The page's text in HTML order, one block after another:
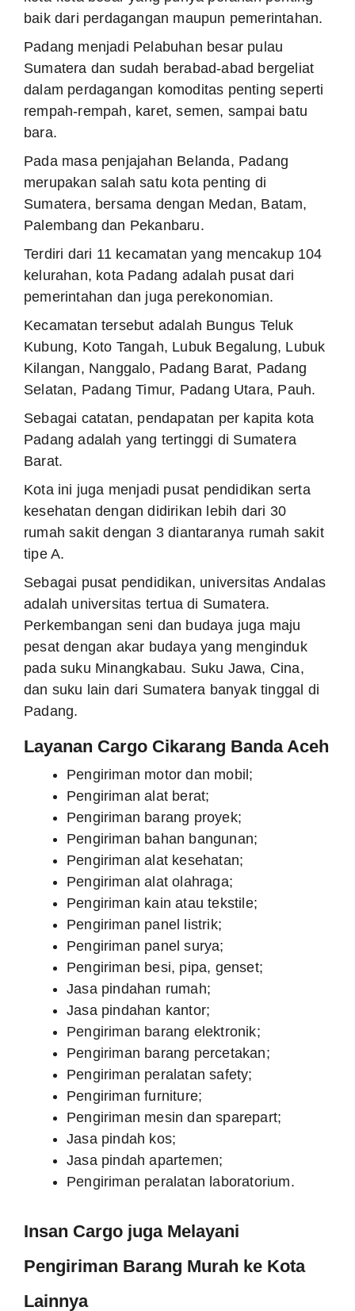
baik dari perdagangan maupun pemerintahan.
Sumatera dan sudah berabad-abad bergeliat
dalam perdagangan komoditas penting seperti
rempah-rempah, karet, semen, sampai batu
bara.
merupakan salah satu kota penting di
Sumatera, bersama dengan Medan, Batam,
Palembang dan Pekanbaru.
kelurahan, kota Padang adalah pusat dari
pemerintahan dan juga perekonomian.
Kubung, Koto Tangah, Lubuk Begalung, Lubuk
Kilangan, Nanggalo, Padang Barat, Padang
Selatan, Padang Timur, Padang Utara, Pauh.
Padang adalah yang tertinggi di Sumatera
Barat.
kesehatan dengan didirikan lebih dari 30
rumah sakit dengan 3 diantaranya rumah sakit
tipe A.
adalah universitas tertua di Sumatera.
Perkembangan seni dan budaya juga maju
pesat dengan akar budaya yang menginduk
pada suku Minangkabau. Suku Jawa, Cina,
dan suku lain dari Sumatera banyak tinggal di
Padang.
Aceh
Pengiriman motor dan mobil;
Pengiriman alat berat;
Pengiriman barang proyek;
Pengiriman bahan bangunan;
Pengiriman alat kesehatan;
Pengiriman alat olahraga;
Pengiriman kain atau tekstile;
Pengiriman panel listrik;
Pengiriman panel surya;
Pengiriman besi, pipa, genset;
Jasa pindahan rumah;
Jasa pindahan kantor;
Pengiriman barang elektronik;
Pengiriman barang percetakan;
Pengiriman peralatan safety;
Pengiriman furniture;
Pengiriman mesin dan sparepart;
Jasa pindah kos;
Jasa pindah apartemen;